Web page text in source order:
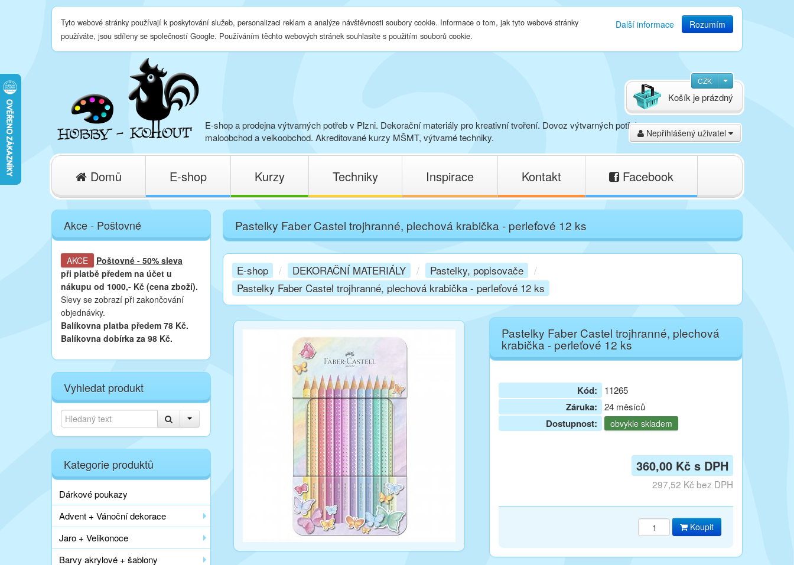
Další informace Rozumím
Tyto webové stránky používají k poskytování služeb, personalizaci reklam a analýze návštěvnosti soubory cookie. Informace o tom, jak tyto webové stránky
používáte, jsou sdíleny se společností Google. Používáním těchto webových stránek souhlasíte s použitím souborů cookie.
CZK
Nepřihlášený uživatel
Košík je prázdný
E-shop a prodejna výtvarných potřeb v Plzni. Dekorační materiály pro kreativní tvoření. Dovoz výtvarných potřeb,
maloobchod a velkoobchod. Akreditované kurzy MŠMT, výtvarné techniky.
Domů E-shop Kurzy Techniky Inspirace Kontakt Facebook
Akce - Poštovné
AKCE Poštovné - 50% sleva
při platbě předem na účet u
nákupu od 1000,- Kč (cena zboží).
Slevy se zobrazí při zakončování
objednávky.
Balíkovna platba předem 78 Kč.
Balíkovna dobírka za 98 Kč.
Vyhledat produkt
Kategorie produktů
Dárkové poukazy
Advent + Vánoční dekorace
Jaro + Velikonoce
Barvy akrylové + šablony
Pastelky Faber Castel trojhranné, plechová krabička - perleťové 12 ks
E-shop / DEKORAČNÍ MATERIÁLY / Pastelky, popisovače
/
Pastelky Faber Castel trojhranné, plechová krabička - perleťové 12 ks
Pastelky Faber Castel trojhranné, plechová
krabička - perleťové 12 ks
Kód: 11265
Záruka: 24 měsíců
Dostupnost: obvykle skladem
360,00 Kč s DPH
297,52 Kč bez DPH
Koupit